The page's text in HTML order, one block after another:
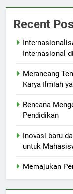
Recent
Internasional
Merancang
Karya Ilmiah
Rencana
Pendidikan
Inovasi baru
untuk
Memajukan